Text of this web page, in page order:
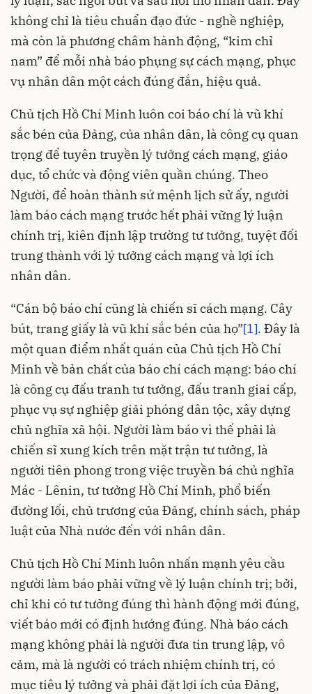
không chỉ là tiêu chuẩn đạo đức - nghề nghiệp,
mà còn là phương châm hành động, “kim chỉ
nam” để mỗi nhà báo phụng sự cách mạng, phục
vụ nhân dân một cách đúng đắn, hiệu quả.
Chủ tịch Hồ Chí Minh luôn coi báo chí là vũ khí
sắc bén của Đảng, của nhân dân, là công cụ quan
trọng để tuyên truyền lý tưởng cách mạng, giáo
dục, tổ chức và động viên quần chúng. Theo
Người, để hoàn thành sứ mệnh lịch sử ấy, người
làm báo cách mạng trước hết phải vững lý luận
chính trị, kiên định lập trường tư tưởng, tuyệt đối
trung thành với lý tưởng cách mạng và lợi ích
nhân dân.
“Cán bộ báo chí cũng là chiến sĩ cách mạng. Cây
bút, trang giấy là vũ khí sắc bén của họ”[1]. Đây là
một quan điểm nhất quán của Chủ tịch Hồ Chí
Minh về bản chất của báo chí cách mạng: báo chí
là công cụ đấu tranh tư tưởng, đấu tranh giai cấp,
phục vụ sự nghiệp giải phóng dân tộc, xây dựng
chủ nghĩa xã hội. Người làm báo vì thế phải là
chiến sĩ xung kích trên mặt trận tư tưởng, là
người tiên phong trong việc truyền bá chủ nghĩa
Mác - Lênin, tư tưởng Hồ Chí Minh, phổ biến
đường lối, chủ trương của Đảng, chính sách, pháp
luật của Nhà nước đến với nhân dân.
Chủ tịch Hồ Chí Minh luôn nhấn mạnh yêu cầu
người làm báo phải vững về lý luận chính trị; bởi,
chỉ khi có tư tưởng đúng thì hành động mới đúng,
viết báo mới có định hướng đúng. Nhà báo cách
mạng không phải là người đưa tin trung lập, vô
cảm, mà là người có trách nhiệm chính trị, có
mục tiêu lý tưởng và phải đặt lợi ích của Đảng,